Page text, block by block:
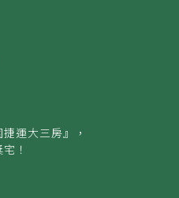
運大三房』，
！